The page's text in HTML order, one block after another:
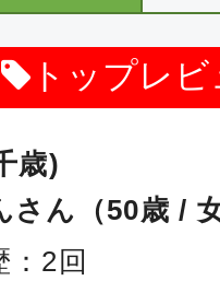
トップレビ
歳)
さん（50歳 /
：2回